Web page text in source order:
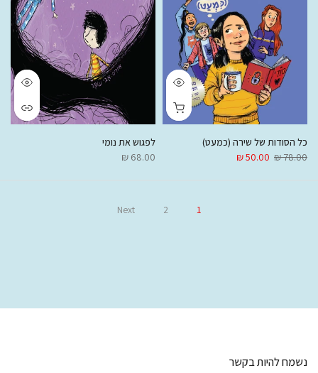
כל הסודות של שירה (כמעט)
78.00 ₪
50.00 ₪
לפגוש את נומי
68.00 ₪
1
2
Next
נשמח להיות בקשר